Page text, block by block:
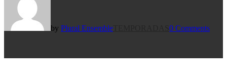
by Plural Ensemble 0 Comments